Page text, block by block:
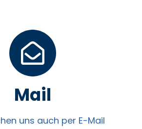
Mail
uns auch per E-Mail